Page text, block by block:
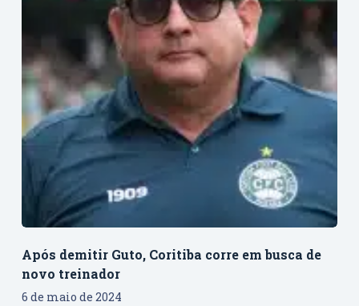
Após demitir Guto, Coritiba corre em busca de
novo treinador
6 de maio de 2024